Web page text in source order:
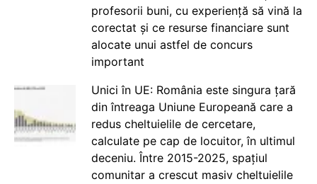
profesorii buni, cu experiență să vină la
corectat și ce resurse financiare sunt
alocate unui astfel de concurs
important
Unici în UE: România este singura țară
din întreaga Uniune Europeană care a
redus cheltuielile de cercetare,
calculate pe cap de locuitor, în ultimul
deceniu. Între 2015-2025, spațiul
comunitar a crescut masiv cheltuielile